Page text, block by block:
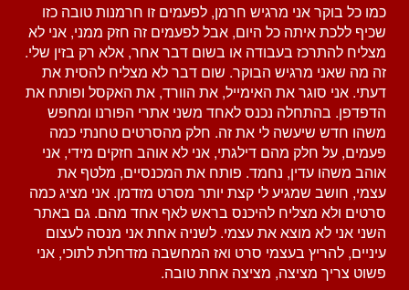
כמו כל בוקר אני מרגיש חרמן, לפעמים זו חרמנות טובה כזו
שכיף ללכת איתה כל היום, אבל לפעמים זה חזק ממני, אני לא
מצליח להתרכז בעבודה או בשום דבר אחר, אלא רק בזין שלי.
זה מה שאני מרגיש הבוקר. שום דבר לא מצליח להסית את
דעתי. אני סוגר את האימייל, את הוורד, את האקסל ופותח את
הדפדפן. בהתחלה נכנס לאחד משני אתרי הפורנו ומחפש
משהו חדש שיעשה לי את זה. חלק מהסרטים טחנתי כמה
פעמים, על חלק מהם דילגתי, אני לא אוהב חזקים מידי, אני
אוהב משהו עדין, נחמד. פותח את המכנסיים, מלטף את
עצמי, חושב שמגיע לי קצת יותר מסרט מזדמן. אני מציג כמה
סרטים ולא מצליח להיכנס בראש לאף אחד מהם. גם באתר
השני אני לא מוצא את עצמי. לשניה אחת אני מנסה לעצום
עיניים, להריץ בעצמי סרט ואז המחשבה מזדחלת לתוכי, אני
פשוט צריך מציצה, מציצה אחת טובה.